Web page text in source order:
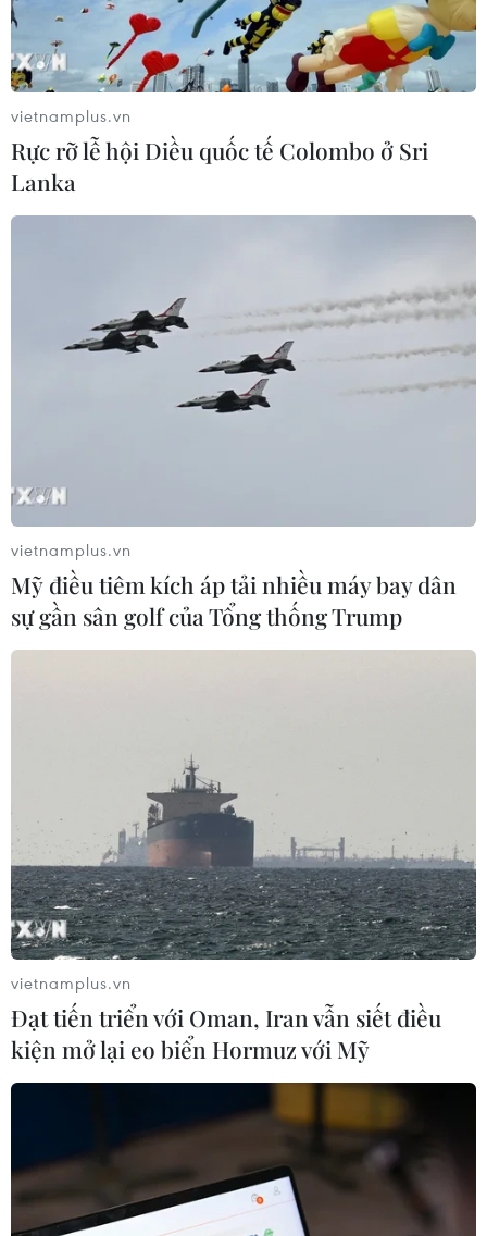
vietnamplus.vn
Rực rỡ lễ hội Diều quốc tế Colombo ở Sri
Lanka
vietnamplus.vn
Mỹ điều tiêm kích áp tải nhiều máy bay dân
sự gần sân golf của Tổng thống Trump
vietnamplus.vn
Đạt tiến triển với Oman, Iran vẫn siết điều
kiện mở lại eo biển Hormuz với Mỹ